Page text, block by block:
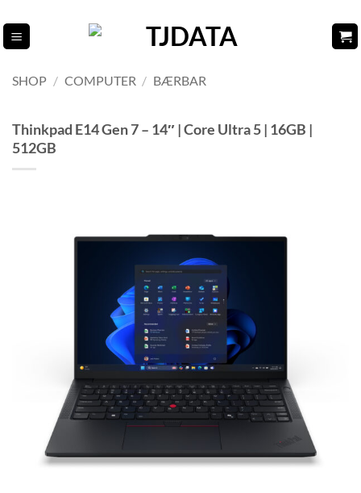
til
indhold
SHOP / COMPUTER / BÆRBAR
Thinkpad E14 Gen 7 – 14″ | Core Ultra 5 | 16GB |
512GB